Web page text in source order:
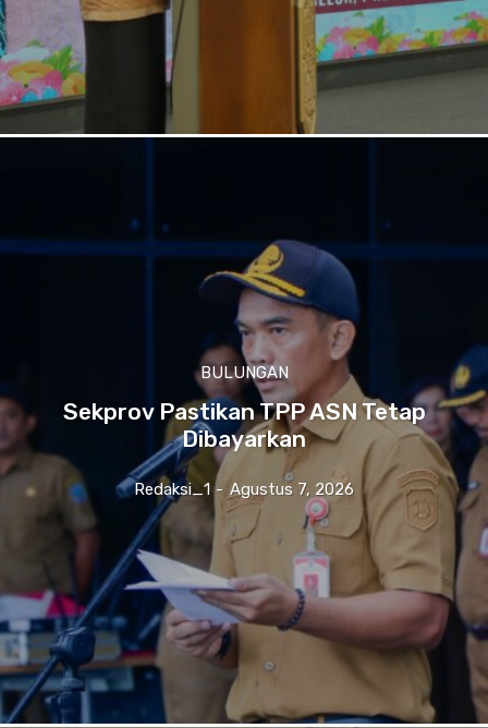
BULUNGAN
Sekprov Pastikan TPP ASN Tetap
Dibayarkan
Redaksi_1 - Agustus 7, 2026